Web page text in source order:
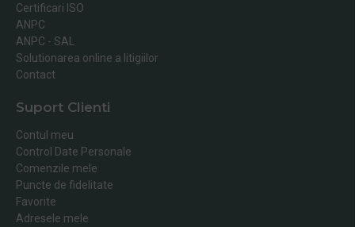
Certificari ISO
ANPC
ANPC - SAL
Solutionarea online a litigiilor
Contact
Suport Clienti
Contul meu
Control Date Personale
Comenzile mele
Puncte de fidelitate
Favorite
Adresele mele